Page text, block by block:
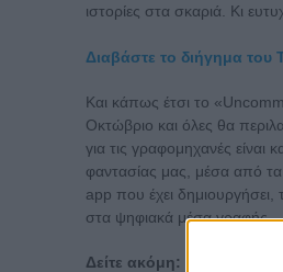
ιστορίες στα σκαριά. Κι
Διαβάστε το διήγημα του
Και κάπως έτσι το
Οκτώβριο και όλες θα
για τις γραφομηχανές είναι
φαντασίας μας, μέσα από
app που έχει δημιουργήσει,
στα ψηφιακά μέσα γραφής.
Δείτε ακόμη: